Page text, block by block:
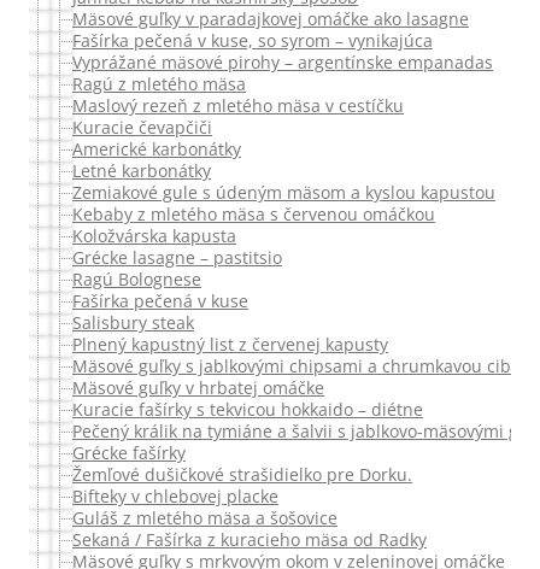
Mäsové guľky v paradajkovej omáčke ako lasagne
Fašírka pečená v kuse, so syrom – vynikajúca
Vyprážané mäsové pirohy – argentínske empanadas
Ragú z mletého mäsa
Maslový rezeň z mletého mäsa v cestíčku
Kuracie čevapčiči
Americké karbonátky
Letné karbonátky
Zemiakové gule s údeným mäsom a kyslou kapustou
Kebaby z mletého mäsa s červenou omáčkou
Koložvárska kapusta
Grécke lasagne – pastitsio
Ragú Bolognese
Fašírka pečená v kuse
Salisbury steak
Plnený kapustný list z červenej kapusty
Mäsové guľky s jablkovými chipsami a chrumkavou
Mäsové guľky v hrbatej omáčke
Kuracie fašírky s tekvicou hokkaido – diétne
Pečený králik na tymiáne a šalvii s jablkovo-mäsovými
Grécke fašírky
Žemľové dušičkové strašidielko pre Dorku.
Bifteky v chlebovej placke
Guláš z mletého mäsa a šošovice
Sekaná / Fašírka z kuracieho mäsa od Radky
Mäsové guľky s mrkvovým okom v zeleninovej omáčke